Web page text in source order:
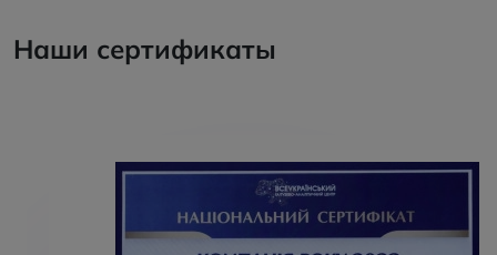
Наши сертификаты